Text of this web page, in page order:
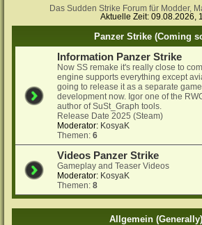
Das Sudden Strike Forum für Modder,
Aktuelle Zeit: 09.08.2026,
Panzer Strike (Coming
Information Panzer Strike
Now SS remake it's really close to
engine supports everything except
going to release it as a separate
development now. Igor one of the
author of SuSt_Graph tools.
Release Date 2025 (Steam)
Moderator: KosyaK
Themen:6
Videos Panzer Strike
Gameplay and Teaser Videos
Moderator: KosyaK
Themen:8
Allgemein (Generally)